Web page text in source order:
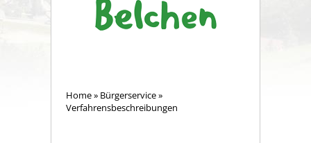
Home» Bürgerservice»
Verfahrensbeschreibungen